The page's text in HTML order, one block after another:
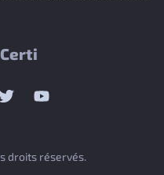
droits réservés.